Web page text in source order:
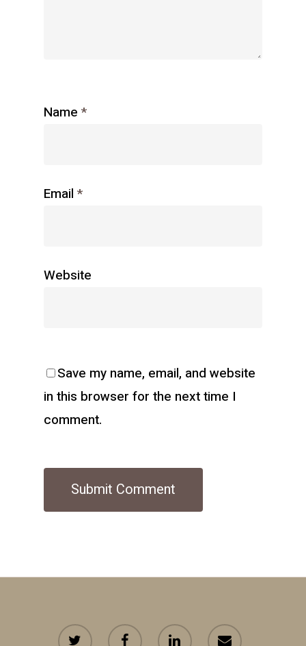
Name *
Email *
Website
Save my name, email, and website
in this browser for the next time I
comment.